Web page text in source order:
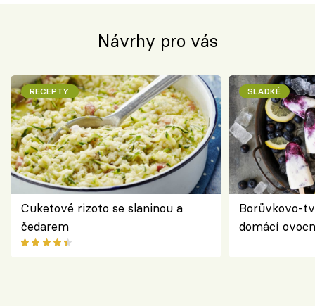
Návrhy pro vás
RECEPTY
Cuketové rizoto se slaninou a
čedarem
SLADKÉ
Borůvkovo-
domácí